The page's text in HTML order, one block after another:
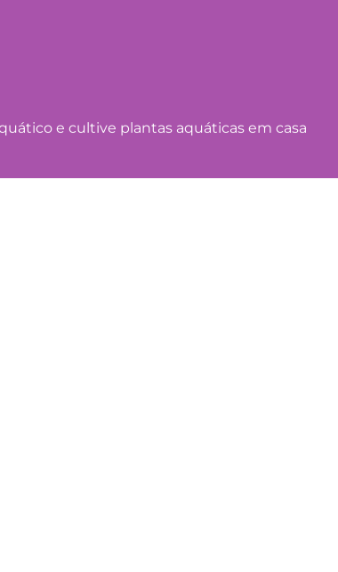
e cultive plantas aquáticas em casa